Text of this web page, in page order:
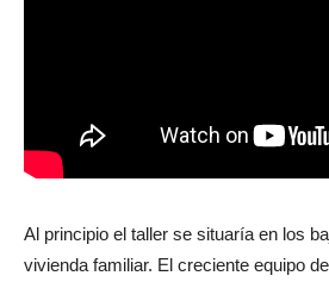
Al principio el taller se situaría en los
vivienda familiar. El creciente equipo